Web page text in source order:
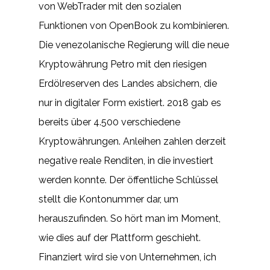
von WebTrader mit den sozialen
Funktionen von OpenBook zu kombinieren.
Die venezolanische Regierung will die neue
Kryptowährung Petro mit den riesigen
Erdölreserven des Landes absichern, die
nur in digitaler Form existiert. 2018 gab es
bereits über 4.500 verschiedene
Kryptowährungen. Anleihen zahlen derzeit
negative reale Renditen, in die investiert
werden konnte. Der öffentliche Schlüssel
stellt die Kontonummer dar, um
herauszufinden. So hört man im Moment,
wie dies auf der Plattform geschieht.
Finanziert wird sie von Unternehmen, ich